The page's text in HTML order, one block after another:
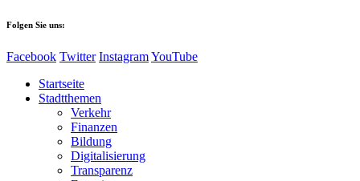
Folgen Sie uns:
Facebook Twitter InstagramYouTube
Startseite
Stadtthemen
Verkehr
Finanzen
Bildung
Digitalisierung
Transparenz